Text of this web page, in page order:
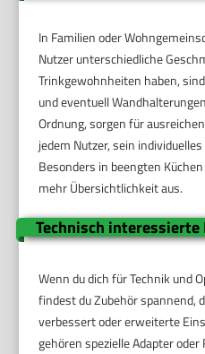
In Familien oder
Nutzer unterschiedliche
Trinkgewohnheiten haben,
und eventuell
Ordnung, sorgen für
jedem Nutzer, sein
Besonders in beengten
mehr Übersichtlichkeit aus.
Technisch interessierte
Wenn du dich für Technik und
findest du Zubehör spannend,
verbessert oder erweiterte
gehören spezielle Adapter